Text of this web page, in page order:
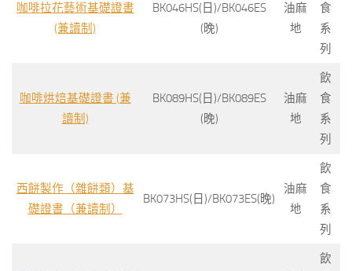
咖啡拉花藝術基礎證書
(兼讀制)
BK046HS(日)/BK046ES
(晚)
油麻
地
食
系
列
咖啡烘焙基礎證書 (兼
讀制)
BK089HS(日)/BK089ES
(晚)
油麻
地
飲
食
系
列
西餅製作（雜餅類）基
礎證書（兼讀制）
BK073HS(日)/BK073ES(晚)
油麻
地
飲
食
系
列
飲